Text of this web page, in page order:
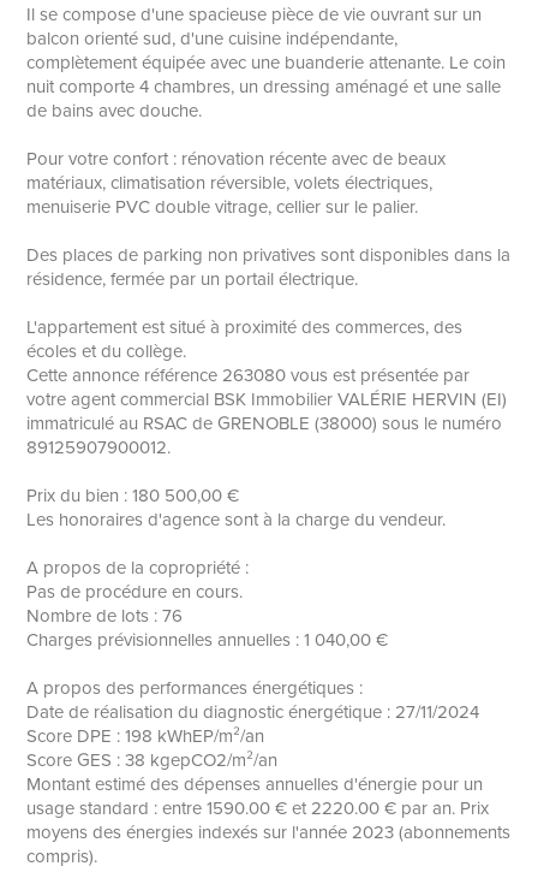
Il se compose d'une spacieuse pièce de vie ouvrant sur un
balcon orienté sud, d'une cuisine indépendante,
complètement équipée avec une buanderie attenante. Le coin
nuit comporte 4 chambres, un dressing aménagé et une salle
de bains avec douche.
Pour votre confort : rénovation récente avec de beaux
matériaux, climatisation réversible, volets électriques,
menuiserie PVC double vitrage, cellier sur le palier.
Des places de parking non privatives sont disponibles dans la
résidence, fermée par un portail électrique.
L'appartement est situé à proximité des commerces, des
écoles et du collège.
Cette annonce référence 263080 vous est présentée par
votre agent commercial BSK Immobilier VALÉRIE HERVIN (EI)
immatriculé au RSAC de GRENOBLE (38000) sous le numéro
89125907900012.
Prix du bien : 180 500,00 €
Les honoraires d'agence sont à la charge du vendeur.
A propos de la copropriété :
Pas de procédure en cours.
Nombre de lots : 76
Charges prévisionnelles annuelles : 1 040,00 €
A propos des performances énergétiques :
Date de réalisation du diagnostic énergétique : 27/11/2024
Score DPE : 198 kWhEP/m²/an
Score GES : 38 kgepCO2/m²/an
Montant estimé des dépenses annuelles d'énergie pour un
usage standard : entre 1590.00 € et 2220.00 € par an. Prix
moyens des énergies indexés sur l'année 2023 (abonnements
compris).